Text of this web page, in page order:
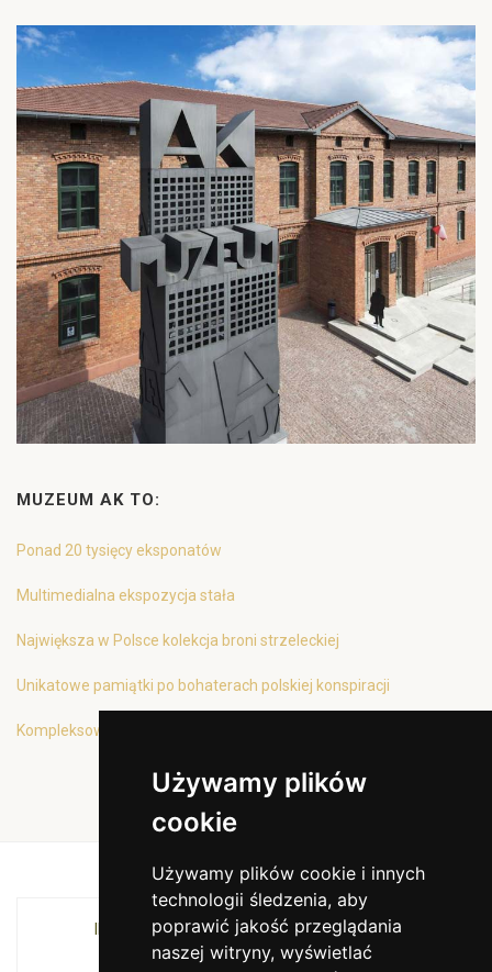
Używamy plików
cookie
Używamy plików cookie i innych
technologii śledzenia, aby
poprawić jakość przeglądania
naszej witryny, wyświetlać
MUZEUM AK TO:
Ponad 20 tysięcy eksponatów
Multimedialna ekspozycja stała
Największa w Polsce kolekcja broni strzeleckiej
Unikatowe pamiątki po bohaterach polskiej konspiracji
Kompleksowa oferta edukacyjna
INSTYTUCJA KULTURY MIASTA KRAKOWA I
WOJEWÓDZTWA MAŁOPOLSKIEGO